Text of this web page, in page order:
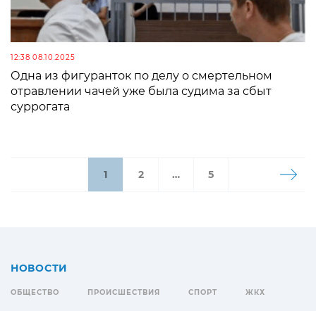
12:38 08.10.2025
Одна из фигуранток по делу о смертельном
отравлении чачей уже была судима за сбыт
суррогата
1 2 … 5
НОВОСТИ
ОБЩЕСТВО ПРОИСШЕСТВИЯ СПОРТ ЖКХ